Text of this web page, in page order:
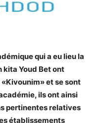
qui a eu lieu la
kita Youd Bet ont
et se sont
ils ont ainsi
pertinentes relatives
établissements